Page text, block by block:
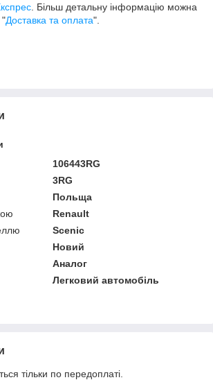
. Більш детальну інформацію можна
"Доставка та оплата".
106443RG
3RG
Польща
Renault
Scenic
Новий
Аналог
Легковий автомобіль
тільки по передоплаті.